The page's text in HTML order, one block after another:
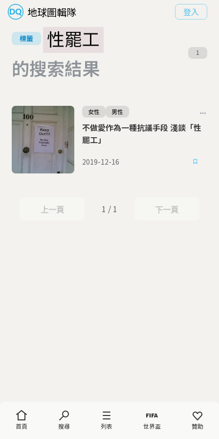
地球圖輯隊 登入
首頁 搜尋 列表 世界盃 贊助
標籤
性罷工
的搜索結果
1
不做愛作為一種抗議手段 淺談「性
罷工」
女性 男性
2019-12-16
上一頁
上一頁 1 / 1 下一頁
下一頁